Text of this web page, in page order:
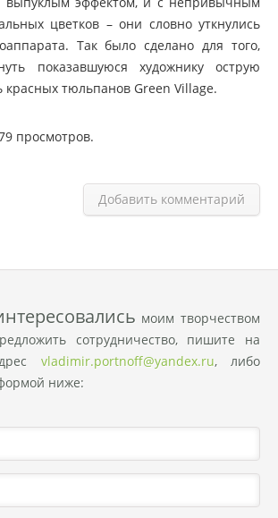
цветков – они словно уткнулись
Так было сделано для того,
показавшуюся художнику острую
красных тюльпанов Green Village.
просмотров.
Добавить комментарий
моим творчеством
сотрудничество, пишите на
vladimir.portnoff@yandex.ru, либо
ниже: